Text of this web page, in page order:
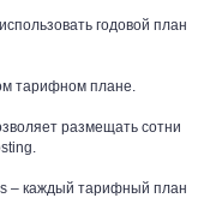
годовой план
тарифном плане.
размещать сотни
– каждый тарифный план